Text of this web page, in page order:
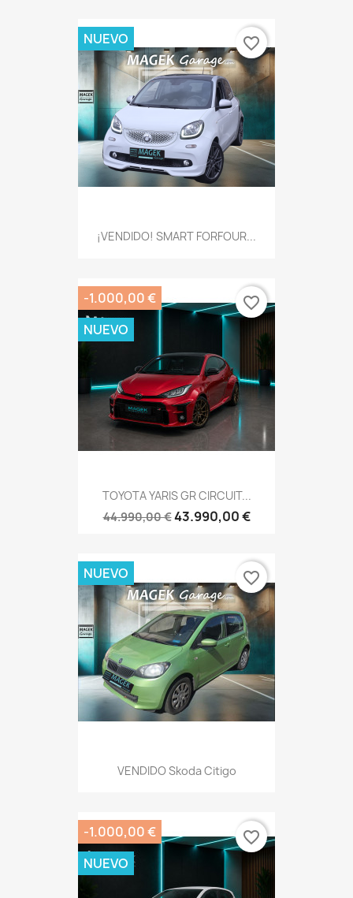
¡VENDIDO! SMART FORFOUR...
NUEVO favorite_border
TOYOTA YARIS GR CIRCUIT...
44.990,00 €43.990,00 €
-1.000,00 €
NUEVO
favorite_border
VENDIDO Skoda Citigo
NUEVO favorite_border
-1.000,00 €
NUEVO
favorite_border